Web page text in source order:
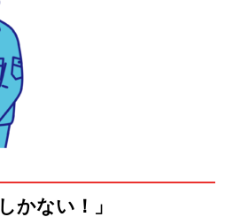
かない！」